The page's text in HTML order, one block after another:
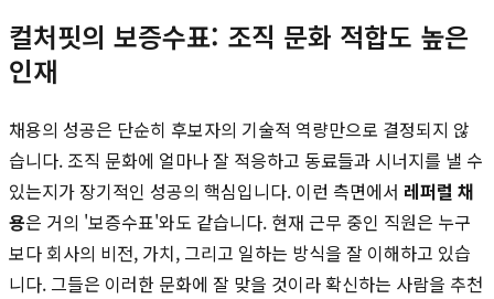
컬처핏의 보증수표: 조직 문화 적합도 높은
인재
채용의 성공은 단순히 후보자의 기술적 역량만으로 결정되지 않
습니다. 조직 문화에 얼마나 잘 적응하고 동료들과 시너지를 낼 수
있는지가 장기적인 성공의 핵심입니다. 이런 측면에서 레퍼럴 채
용은 거의 '보증수표'와도 같습니다. 현재 근무 중인 직원은 누구
보다 회사의 비전, 가치, 그리고 일하는 방식을 잘 이해하고 있습
니다. 그들은 이러한 문화에 잘 맞을 것이라 확신하는 사람을 추천